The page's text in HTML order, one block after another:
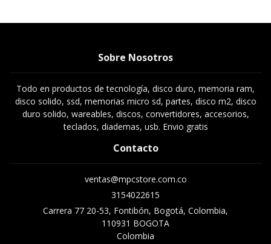
Sobre Nosotros
Todo en productos de tecnología, disco duro, memoria ram,
disco solido, ssd, memorias micro sd, partes, disco m2, disco
duro solido, wareables, discos, convertidores, accesorios,
teclados, diademas, usb. Envio gratis
Contacto
ventas@mpcstore.com.co
3154022615
Carrera 77 20-53, Fontibón, Bogotá, Colombia,
110931 BOGOTA
Colombia